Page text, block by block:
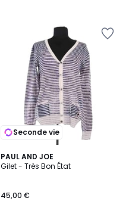
Seconde vie
PAUL AND JOE
Gilet - Très Bon État
45,00 €